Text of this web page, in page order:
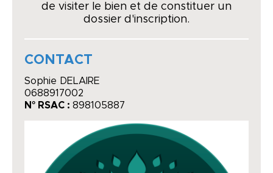
de visiter le bien et de constituer un
dossier d'inscription.
CONTACT
Sophie DELAIRE
0688917002
N° RSAC : 898105887